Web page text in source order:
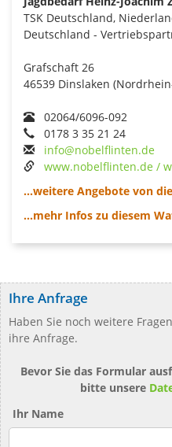
TSK Deutschland,
Deutschland -
Grafschaft 26
46539 Dinslaken
02064/6096-092
0178 3 35 21 24
info@nobelflinten.de
www.nobelflinten.de /
...weitere Angebote von
...mehr Infos zu diesem
Ihre Anfrage
Haben Sie noch weitere
ihre Anfrage.
Bevor Sie das Formular
bitte unsere
Ihr Name